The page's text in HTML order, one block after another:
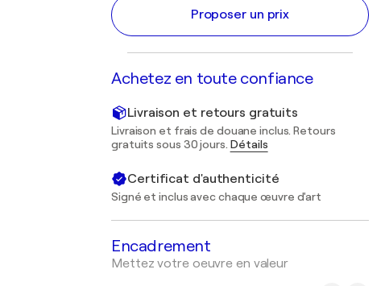
Proposer un prix
Achetez en toute confiance
Livraison et retours gratuits
Livraison et frais de douane inclus. Retours
gratuits sous 30 jours. Détails
Certificat d'authenticité
Signé et inclus avec chaque œuvre d'art
Encadrement
Mettez votre oeuvre en valeur